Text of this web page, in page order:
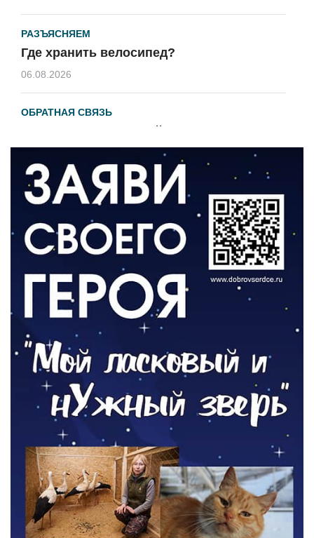
РАЗЪЯСНЯЕМ
Где хранить велосипед?
06.08.2026
ОБРАТНАЯ СВЯЗЬ
Администрация онлайн
ВЛАСТЬ
День памяти и «Симфония народов»
06.08.2026
Новый настил на экотропе
05.08.2026